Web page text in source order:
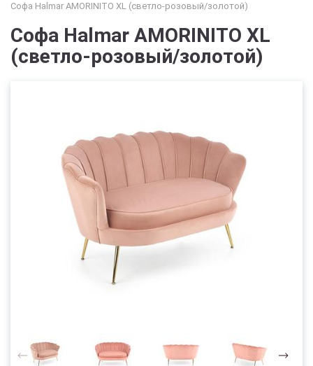
Софа Halmar AMORINITO XL (светло-розовый/золотой)
Софа Halmar AMORINITO XL
(светло-розовый/золотой)